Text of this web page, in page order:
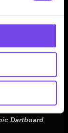
is vooral
dartset zoeken
Dartboard